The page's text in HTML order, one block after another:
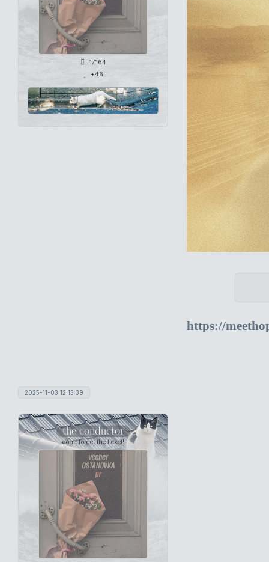
17164
+46
https://
2025-11-03 12:13:39
the conductor
don't forget the ticket!